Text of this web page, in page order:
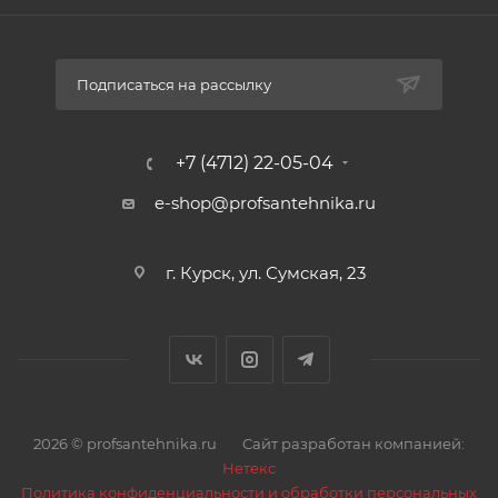
Подписаться на рассылку
+7 (4712) 22-05-04
e-shop@profsantehnika.ru
г. Курск, ул. Сумская, 23
2026 © profsantehnika.ru
Сайт разработан компанией:
Нетекс
Политика конфиденциальности и обработки персональных